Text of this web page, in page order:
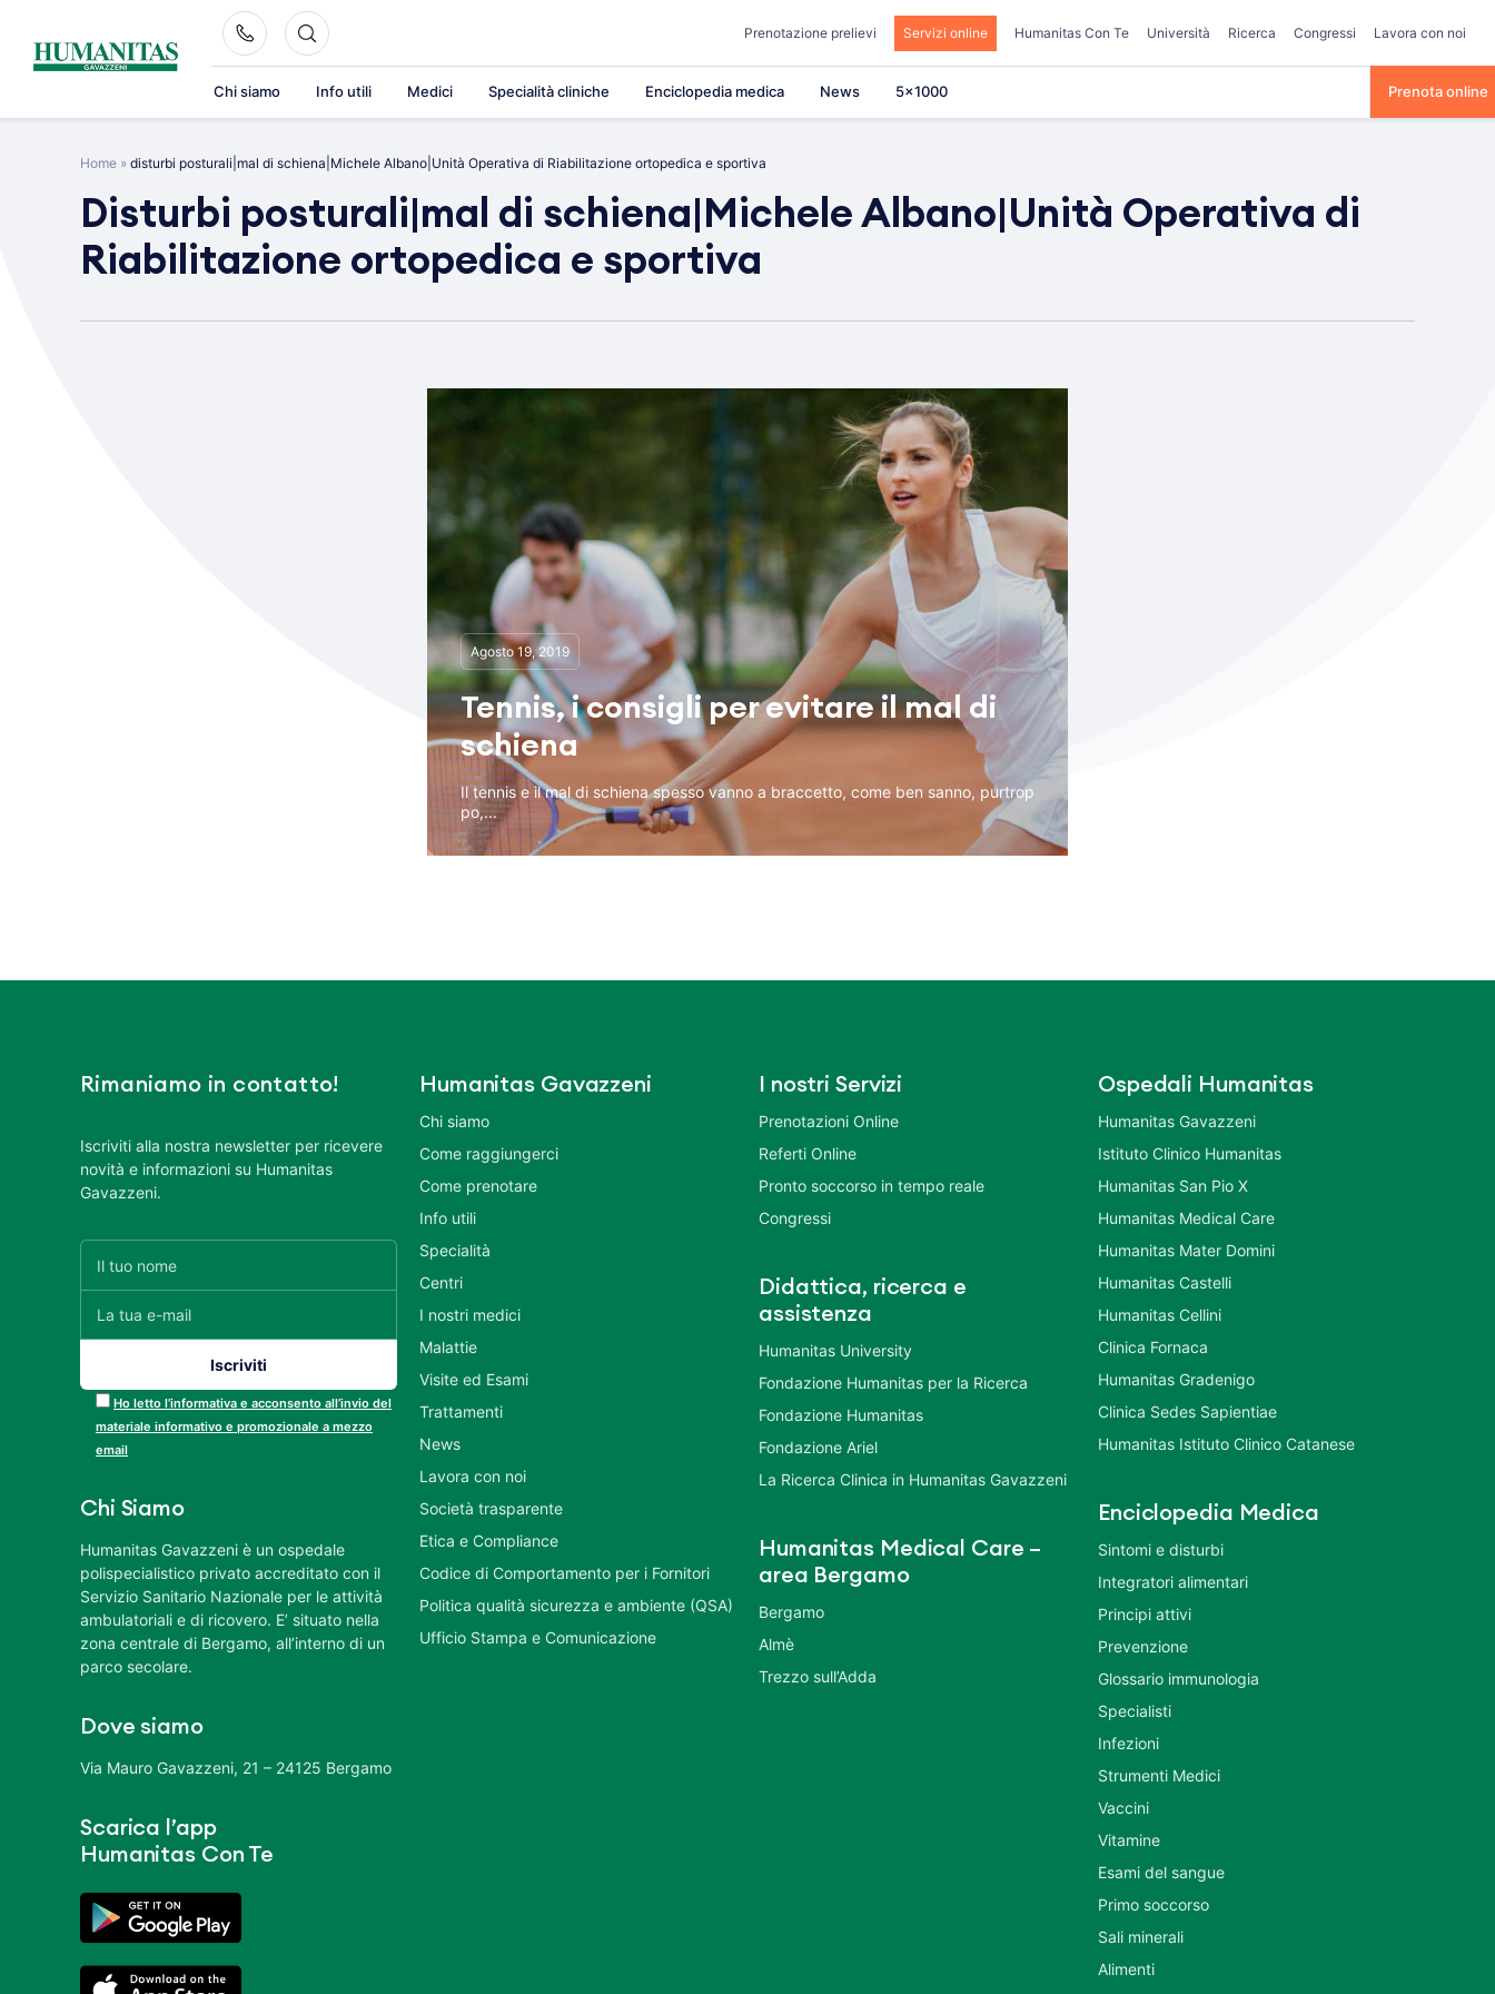
content
Prenotazione prelievi Servizi online Humanitas Con Te Università Ricerca Congressi Lavora con noi
Chi siamo Info utili Medici Specialità cliniche Enciclopedia medica News 5×1000 Prenota online
Home » disturbi posturali|mal di schiena|Michele Albano|Unità Operativa di Riabilitazione ortopedica e sportiva
Disturbi posturali|mal di schiena|Michele Albano|Unità Operativa di
Riabilitazione ortopedica e sportiva
Agosto 19, 2019
Tennis, i consigli per evitare il mal di
schiena
Il tennis e il mal di schiena spesso vanno a braccetto, come ben sanno, purtrop
po,...
Rimaniamo in contatto!
Iscriviti alla nostra newsletter per ricevere
novità e informazioni su Humanitas
Gavazzeni.
Ho letto l’informativa e acconsento all’invio del
materiale informativo e promozionale a mezzo
email
Chi Siamo
Humanitas Gavazzeni è un ospedale
polispecialistico privato accreditato con il
Servizio Sanitario Nazionale per le attività
ambulatoriali e di ricovero. E’ situato nella
zona centrale di Bergamo, all’interno di un
parco secolare.
Dove siamo
Via Mauro Gavazzeni, 21 – 24125 Bergamo
Scarica l’app
Humanitas Con Te
Humanitas Gavazzeni
Chi siamo
Come raggiungerci
Come prenotare
Info utili
Specialità
Centri
I nostri medici
Malattie
Visite ed Esami
Trattamenti
News
Lavora con noi
Società trasparente
Etica e Compliance
Codice di Comportamento per i Fornitori
Politica qualità sicurezza e ambiente (QSA)
Ufficio Stampa e Comunicazione
I nostri Servizi
Prenotazioni Online
Referti Online
Pronto soccorso in tempo reale
Congressi
Didattica, ricerca e
assistenza
Humanitas University
Fondazione Humanitas per la Ricerca
Fondazione Humanitas
Fondazione Ariel
La Ricerca Clinica in Humanitas Gavazzeni
Humanitas Medical Care –
area Bergamo
Bergamo
Almè
Trezzo sull’Adda
Ospedali Humanitas
Humanitas Gavazzeni
Istituto Clinico Humanitas
Humanitas San Pio X
Humanitas Medical Care
Humanitas Mater Domini
Humanitas Castelli
Humanitas Cellini
Clinica Fornaca
Humanitas Gradenigo
Clinica Sedes Sapientiae
Humanitas Istituto Clinico Catanese
Enciclopedia Medica
Sintomi e disturbi
Integratori alimentari
Principi attivi
Prevenzione
Glossario immunologia
Specialisti
Infezioni
Strumenti Medici
Vaccini
Vitamine
Esami del sangue
Primo soccorso
Sali minerali
Alimenti